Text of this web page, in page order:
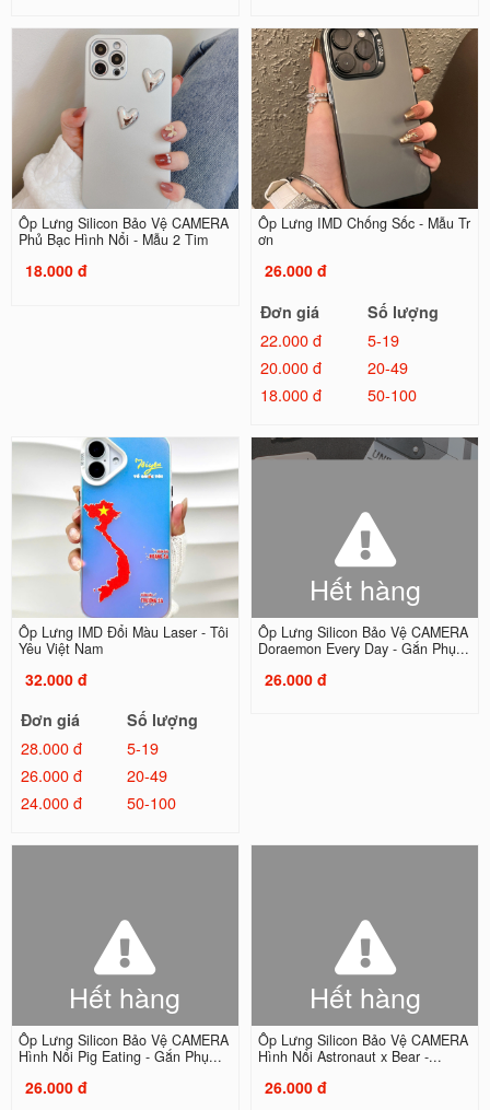
Ốp Lưng Silicon Bảo Vệ CAMERA
Phủ Bạc Hình Nổi - Mẫu 2 Tim
18.000 đ
Ốp Lưng IMD Chống Sốc - Mẫu Tr
ơn
26.000 đ
Đơn giá
Số lượng
22.000 đ
5-19
20.000 đ
20-49
18.000 đ
50-100
Ốp Lưng IMD Đổi Màu Laser - Tôi
Yêu Việt Nam
32.000 đ
Đơn giá
Số lượng
28.000 đ
5-19
26.000 đ
20-49
24.000 đ
50-100
Hết hàng
Ốp Lưng Silicon Bảo Vệ CAMERA
Doraemon Every Day - Gắn Phụ...
26.000 đ
Hết hàng
Ốp Lưng Silicon Bảo Vệ CAMERA
Hình Nổi Pig Eating - Gắn Phụ...
26.000 đ
Hết hàng
Ốp Lưng Silicon Bảo Vệ CAMERA
Hình Nổi Astronaut x Bear -...
26.000 đ